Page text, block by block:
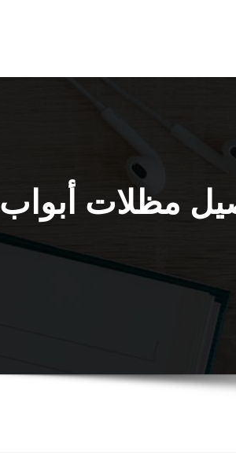
/ حداد تفصيل مظلات أبواب